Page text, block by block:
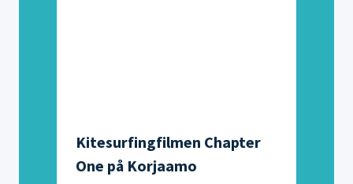
Kitesurfingfilmen Chapter
One på Korjaamo